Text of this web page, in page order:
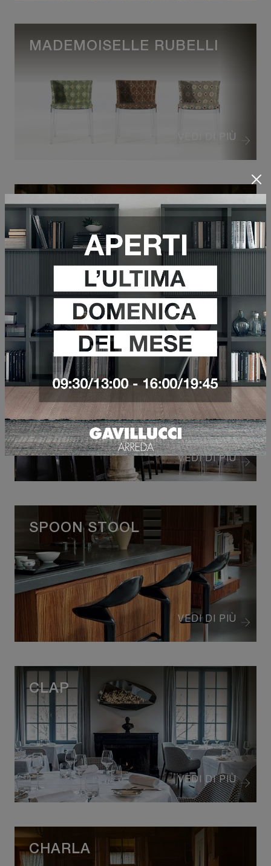
VEDI DI PIÙ
MADEMOISELLE RUBELLI
VEDI DI PIÙ
ONE MORE STOOL
VEDI DI PIÙ
ONE MORE PLEASE STOOL
VEDI DI PIÙ
SPOON STOOL
VEDI DI PIÙ
CLAP
CHARLA